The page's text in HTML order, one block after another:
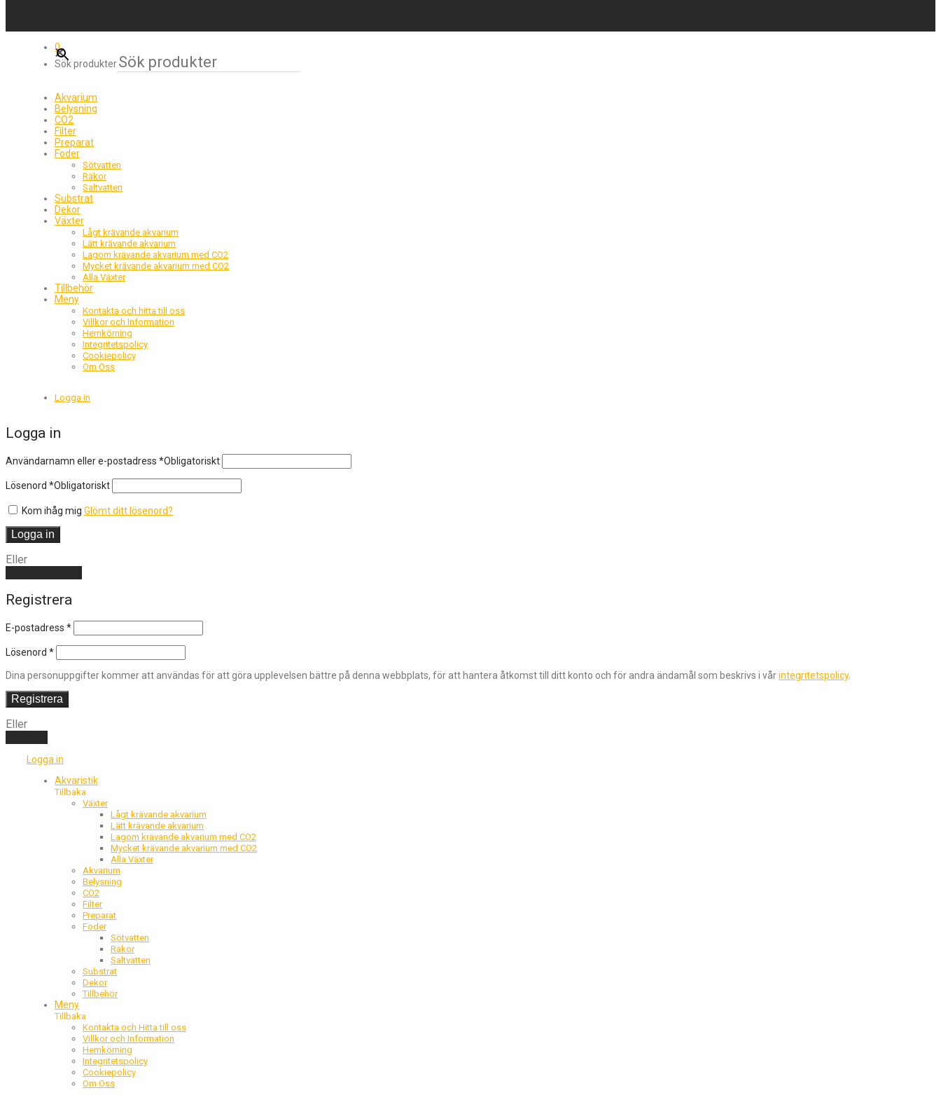
0
Sök produkter
×
Akvarium
Belysning
CO2
Filter
Preparat
Foder
Sötvatten
Räkor
Saltvatten
Substrat
Dekor
Växter
Lågt krävande akvarium
Lätt krävande akvarium
Lagom krävande akvarium med CO2
Mycket krävande akvarium med CO2
Alla Växter
Tillbehör
Meny
Kontakta och hitta till oss
Villkor och Information
Hemkörning
Integritetspolicy
Cookiepolicy
Om Oss
Logga in
Logga in
Användarnamn eller e-postadress *Obligatoriskt
Lösenord *Obligatoriskt
Kom ihåg mig Glömt ditt lösenord?
Logga in
Eller
Registrera
E-postadress *
Lösenord *
Dina personuppgifter kommer att användas för att göra upplevelsen bättre på denna webbplats, för att hantera åtkomst till ditt konto och för andra ändamål som beskrivs i vårintegritetspolicy.
Registrera
Eller
Logga in
Akvaristik
Tillbaka
Växter
Lågt krävande akvarium
Lätt krävande akvarium
Lagom krävande akvarium med CO2
Mycket krävande akvarium med CO2
Alla Växter
Akvarium
Belysning
CO2
Filter
Preparat
Foder
Sötvatten
Räkor
Saltvatten
Substrat
Dekor
Tillbehör
Meny
Tillbaka
Kontakta och Hitta till oss
Villkor och Information
Hemkörning
Integritetspolicy
Cookiepolicy
Om Oss